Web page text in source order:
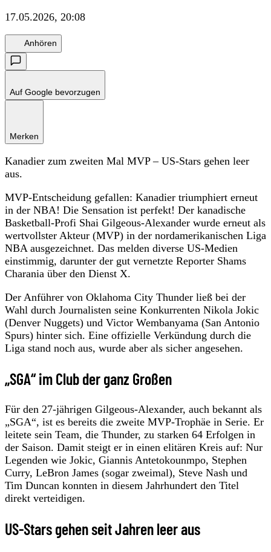
17.05.2026, 20:08
Anhören
Auf Google bevorzugen
Merken
Kanadier zum zweiten Mal MVP – US-Stars gehen leer
aus.
MVP-Entscheidung gefallen: Kanadier triumphiert erneut
in der NBA! Die Sensation ist perfekt! Der kanadische
Basketball-Profi Shai Gilgeous-Alexander wurde erneut als
wertvollster Akteur (MVP) in der nordamerikanischen Liga
NBA ausgezeichnet. Das melden diverse US-Medien
einstimmig, darunter der gut vernetzte Reporter Shams
Charania über den Dienst X.
Der Anführer von Oklahoma City Thunder ließ bei der
Wahl durch Journalisten seine Konkurrenten Nikola Jokic
(Denver Nuggets) und Victor Wembanyama (San Antonio
Spurs) hinter sich. Eine offizielle Verkündung durch die
Liga stand noch aus, wurde aber als sicher angesehen.
„SGA“ im Club der ganz Großen
Für den 27-jährigen Gilgeous-Alexander, auch bekannt als
„SGA“, ist es bereits die zweite MVP-Trophäe in Serie. Er
leitete sein Team, die Thunder, zu starken 64 Erfolgen in
der Saison. Damit steigt er in einen elitären Kreis auf: Nur
Legenden wie Jokic, Giannis Antetokounmpo, Stephen
Curry, LeBron James (sogar zweimal), Steve Nash und
Tim Duncan konnten in diesem Jahrhundert den Titel
direkt verteidigen.
US-Stars gehen seit Jahren leer aus